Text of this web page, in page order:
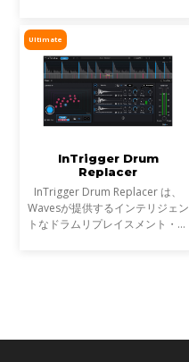
ウンドは世界を席巻しました。し
かし今、音楽は単なる音圧では
Ultimate
InTrigger Drum
Replacer
InTrigger Drum Replacer は、
Wavesが提供するインテリジェン
トなドラムリプレイスメント・プ